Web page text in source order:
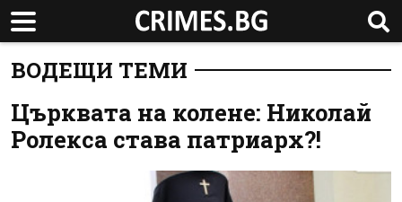
ВОДЕЩИ ТЕМИ
Църквата на колене: Николай
Ролекса става патриарх?!